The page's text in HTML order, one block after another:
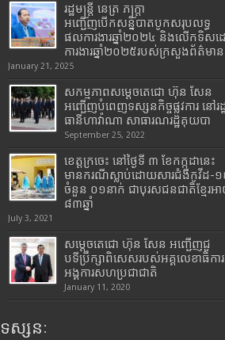
រដ្ឋមន្រ្តី​ នេត្រ​ ភក្ត្រា​
អញ្ជើញបើកសន្និបាតបូកសរុបលទ្ធ
ផលការងារឆ្នាំ២០២៤ និងលើកទិសដ
ការងារឆ្នាំ២០២៥របស់​ក្រសួង​ព័ត៌មាន​
January 21, 2025
សកម្មភាពសម្តេចតេជោ ហ៊ុន សែន
អញ្ជើញបំពេញទស្សនកិច្ចផ្លូវការ នៅរដ្ឋ
ធានីហាវ៉ាណា សាធារណរដ្ឋគុយបា
September 25, 2022
ខេត្តក្រចេះ នៅថ្ងៃទី ៣ ខែកក្កដានេះ
មានករណីស្លាប់ដោយសារជំងឺកូវីដ-១
ចំនួន ០១នាក់ ជាបុរសជនជាតិខ្មែរអ
៨៣ឆ្នាំ
July 3, 2021
សម្តេចតេជោ ហ៊ុន សែន អញ្ជើញជួ
បទីប្រឹក្សាពិសេសរបស់អគ្គលេខាធិការ
អង្គការសហប្រជាជាតិ
January 11, 2020
ទស្សនៈ